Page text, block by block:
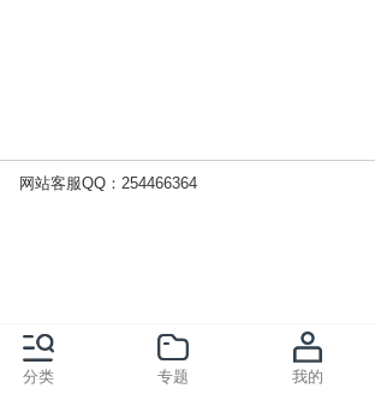
网站客服QQ：254466364
分类 专题 我的